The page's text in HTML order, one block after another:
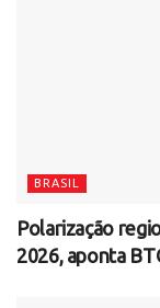
BRASIL
Polarização
2026, aponta